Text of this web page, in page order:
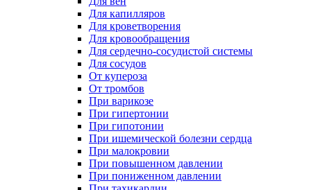
Для капилляров
Для кроветворения
Для кровообращения
Для сердечно-сосудистой системы
Для сосудов
От купероза
От тромбов
При варикозе
При гипертонии
При гипотонии
При ишемической болезни сердца
При малокровии
При повышенном давлении
При пониженном давлении